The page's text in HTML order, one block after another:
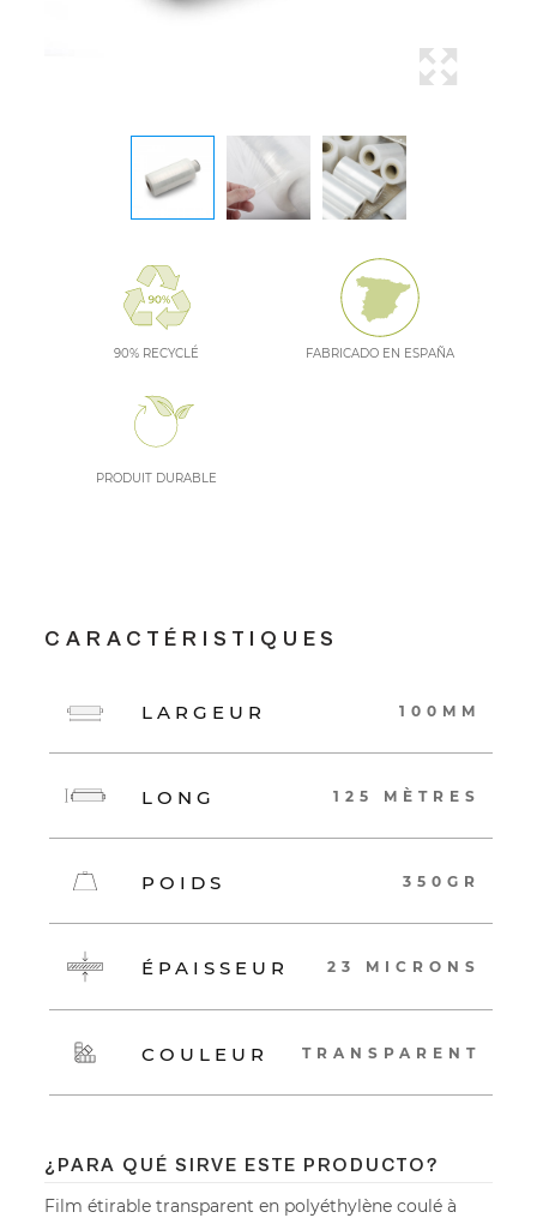
90% RECYCLÉ FABRICADO EN ESPAÑA
PRODUIT DURABLE
CARACTÉRISTIQUES
LARGEUR 100MM
LONG 125 MÈTRES
POIDS 350GR
ÉPAISSEUR 23 MICRONS
COULEUR TRANSPARENT
¿PARA QUÉ SIRVE ESTE PRODUCTO?
Film étirable transparent en polyéthylène coulé à